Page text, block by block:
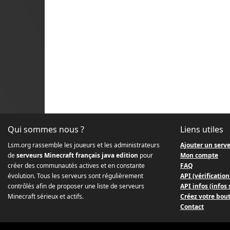
Qui sommes nous ?
Lsm.org rassemble les joueurs et les administrateurs
deserveurs Minecraft français java edition pour
créer des communautés actives et en constante
évolution. Tous les serveurs sont régulièrement
contrôlés afin de proposer une liste de serveurs
Minecraft sérieux et actifs.
Liens utiles
Ajouter un
Mon compte
FAQ
API
API infos (infos
Créez votre
Contact